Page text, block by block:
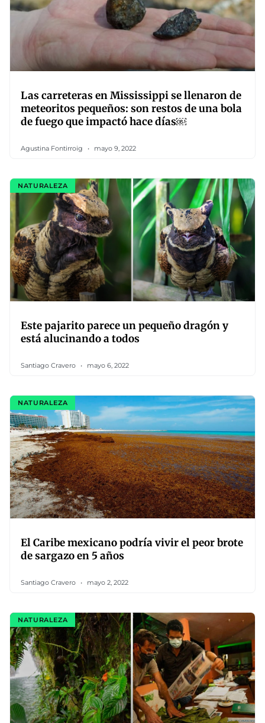
Las carreteras en Mississippi se llenaron de
meteoritos pequeños: son restos de una bola
de fuego que impactó hace días￼
Agustina Fontirroig mayo 9, 2022
NATURALEZA
Este pajarito parece un pequeño dragón y
está alucinando a todos
Santiago Cravero mayo 6, 2022
NATURALEZA
El Caribe mexicano podría vivir el peor brote
de sargazo en 5 años
Santiago Cravero mayo 2, 2022
NATURALEZA